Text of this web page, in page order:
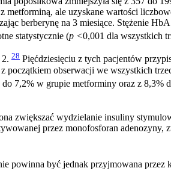
ale uzyskane wartości
berberynę na 3 miesiące. Stężenie HbA
statystycznie (p <0,001 dla wszystkich
28 Pięćdziesięciu z tych pacjentów
początkiem obserwacji we wszystkich
7,2% w grupie metforminy oraz z
zwiększać wydzielanie insuliny
przez monofosforan adenozyny,
powinna być jednak przyjmowana